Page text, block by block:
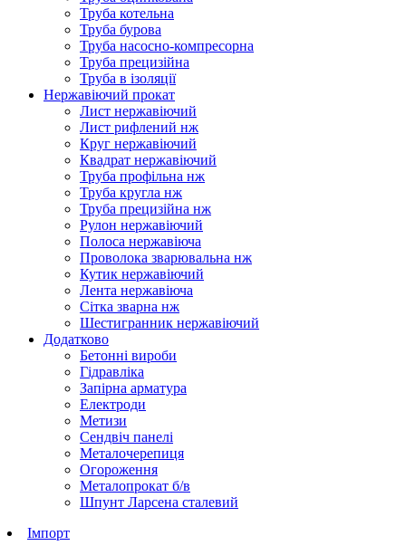
Труба котельна
Труба бурова
Труба насосно-компресорна
Труба прецизійна
Труба в ізоляції
Нержавіючий прокат
Лист нержавіючий
Лист рифлений нж
Круг нержавіючий
Квадрат нержавіючий
Труба профільна нж
Труба кругла нж
Труба прецизійна нж
Рулон нержавіючий
Полоса нержавіюча
Проволока зварювальна нж
Кутик нержавіючий
Лента нержавіюча
Сітка зварна нж
Шестигранник нержавіючий
Додатково
Бетонні вироби
Гідравліка
Запірна арматура
Електроди
Метизи
Сендвіч панелі
Металочерепиця
Огороження
Металопрокат б/в
Шпунт Ларсена сталевий
Імпорт